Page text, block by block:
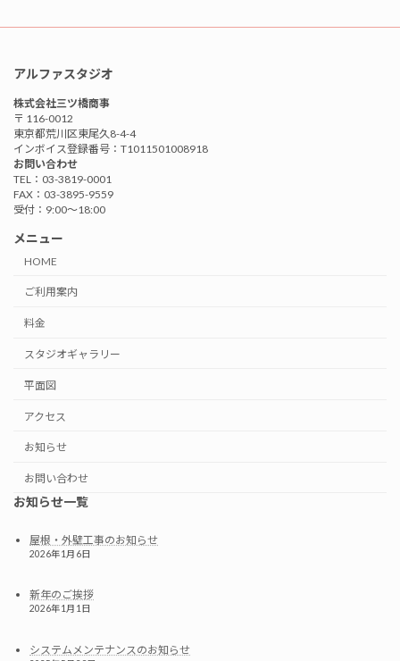
アルファスタジオ
株式会社三ツ橋商事
〒 116-0012
東京都荒川区東尾久8-4-4
インボイス登録番号：T1011501008918
お問い合わせ
TEL：03-3819-0001
FAX：03-3895-9559
受付：9:00〜18:00
メニュー
HOME
ご利用案内
料金
スタジオギャラリー
平面図
アクセス
お知らせ
お問い合わせ
お知らせ一覧
屋根・外壁工事のお知らせ
2026年1月6日
新年のご挨拶
2026年1月1日
システムメンテナンスのお知らせ